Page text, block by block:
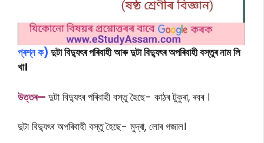
প্ৰশ্ন ক) দুটা বিদ্যুৎৰ পৰিবাহী আৰু দুটা বিদ্যুৎৰ অপৰিবাহী বস্তুৰ নাম লি
খা।
উত্তৰ— দুটা বিদ্যুৎৰ পৰিবাহী বস্তু হৈছে- কাঠৰ টুকুৰা, ৰবৰ ।
দুটা বিদ্যুৎৰ অপৰিবাহী বস্তু হৈছে- মুদ্ৰা, লোৰ গজাল।